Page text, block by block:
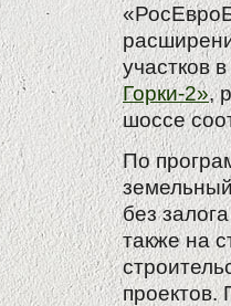
участков
Горки-2»,
шоссе
По
без
также на
проектов.